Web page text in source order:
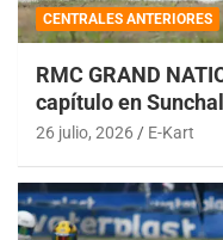
CENTRALES ANTERIORES
RMC GRAND
capítulo en
26 julio, 2026 E-Kart